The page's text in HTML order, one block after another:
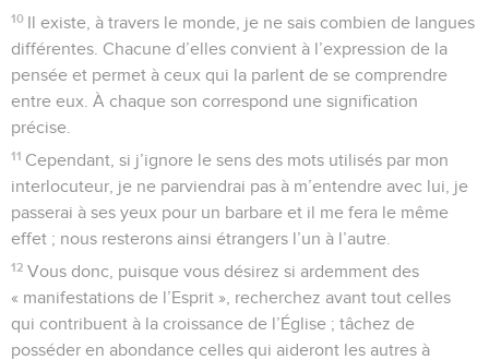
10 Il existe, à travers le monde, je ne sais combien de langues
différentes. Chacune d’elles convient à l’expression de la
pensée et permet à ceux qui la parlent de se comprendre
entre eux. À chaque son correspond une signification
précise.
11 Cependant, si j’ignore le sens des mots utilisés par mon
interlocuteur, je ne parviendrai pas à m’entendre avec lui, je
passerai à ses yeux pour un barbare et il me fera le même
effet ; nous resterons ainsi étrangers l’un à l’autre.
12 Vous donc, puisque vous désirez si ardemment des
« manifestations de l’Esprit », recherchez avant tout celles
qui contribuent à la croissance de l’Église ; tâchez de
posséder en abondance celles qui aideront les autres à